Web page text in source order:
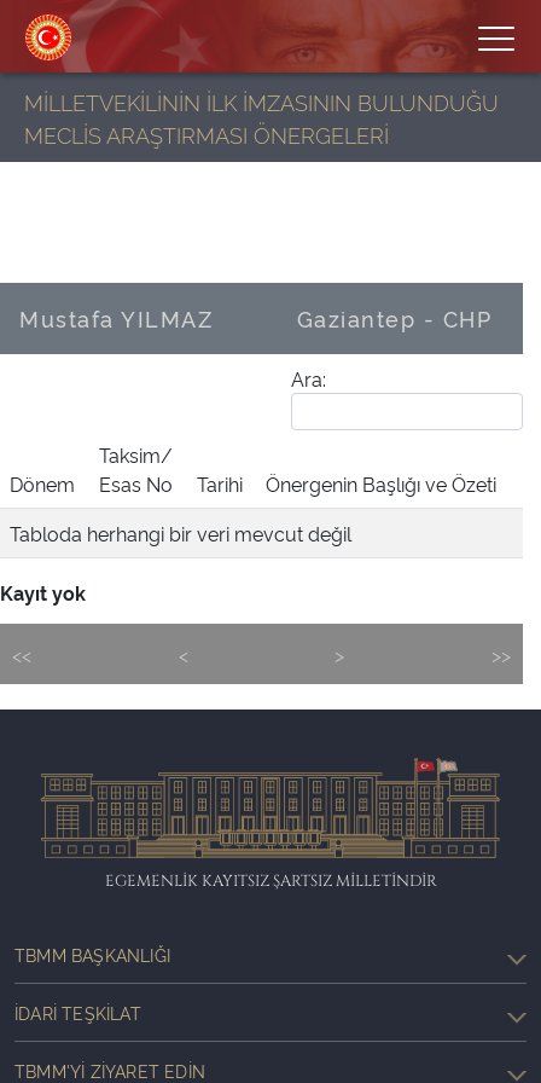
MİLLETVEKİLİNİN İLK İMZASININ BULUNDUĞU
MECLİS ARAŞTIRMASI ÖNERGELERİ
Mustafa YILMAZ Gaziantep - CHP
Ara:
Dönem
Taksim/
Esas No
Tarihi
Önergenin Başlığı ve Özeti
Tabloda herhangi bir veri mevcut değil
Kayıt yok
<< < > >>
EGEMENLİK KAYITSIZ ŞARTSIZ MİLLETİNDİR
TBMM BAŞKANLIĞI
İDARI TEŞKILAT
TBMM'YI ZIYARET EDIN